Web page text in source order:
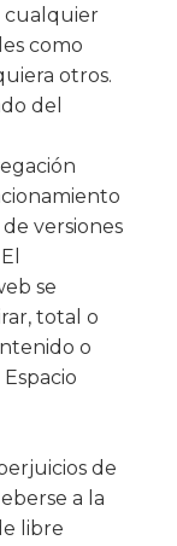
cualquier
como
otros.
del
versiones
se
total o
o
de
a la
libre